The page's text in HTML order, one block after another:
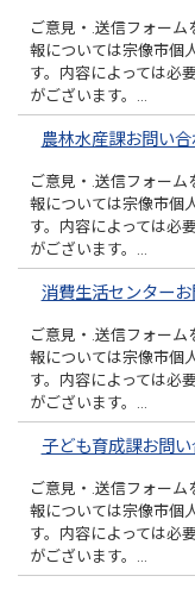
ご意見・.送信フォー
報については宗像市個
す。内容によっては必
がございます。…
農林水産課お問い合
ご意見・.送信フォー
報については宗像市個
す。内容によっては必
がございます。…
消費生活センター
ご意見・.送信フォー
報については宗像市個
す。内容によっては必
がございます。…
子ども育成課お問
ご意見・.送信フォー
報については宗像市個
す。内容によっては必
がございます。…